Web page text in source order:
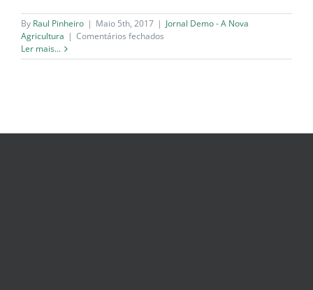
By Raul Pinheiro | Maio 5th, 2017 | Jornal Demo - A Nova
Agricultura | Comentários fechados
e
Ler mais...